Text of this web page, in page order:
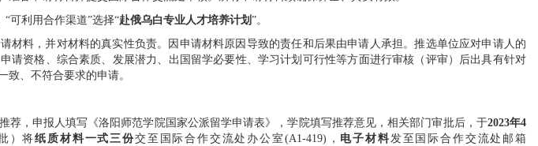
“可利用合作渠道”选择“赴俄乌白专业人才培养计划 ”。
材料，并对材料的真实性负责。因申请材料原因导致的责任和后果由申请人承担。推选单位应对申请人的
请资格、综合素质、发展潜力、出国留学必要性、学习计划可行性等方面进行审核（评审）后出具有针对
致、不符合要求的申请。
荐，申报人填写《洛阳师范学院国家公派留学申请表》，学院填写推荐意见，相关部门审批后，于2023年4
）将纸质材料一式三份交至 国际合作交流处办公室 (A1-419) ， 电子材料发至国际合作交流处邮箱